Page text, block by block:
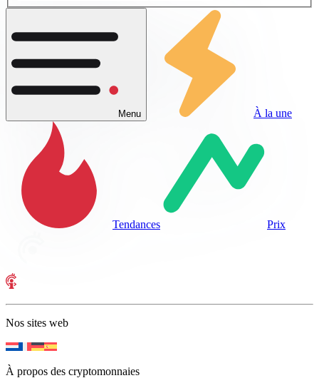
Menu À la une
Tendances Prix
Nos sites web
À propos des cryptomonnaies